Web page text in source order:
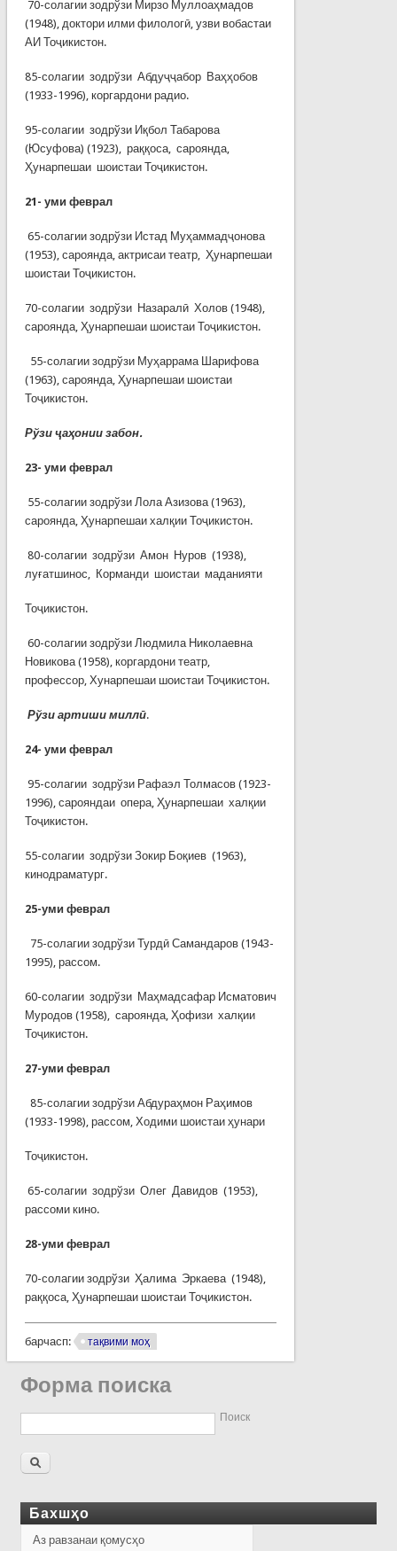
70-солагии зодрўзи Мирзо Муллоаҳмадов
(1948), доктори илми филологӣ, узви вобастаи
АИ Тоҷикистон.
85-солагии зодрўзи Абдуҷҷабор Ваҳҳобов
(1933-1996), коргардони радио.
95-солагии зодрўзи Иқбол Табарова
(Юсуфова) (1923), раққоса, сароянда,
Ҳунарпешаи шоистаи Тоҷикистон.
21- уми феврал
65-солагии зодрўзи Истад Муҳаммадҷонова
(1953), сароянда, актрисаи театр, Ҳунарпешаи
шоистаи Тоҷикистон.
70-солагии зодрўзи Назаралӣ Холов (1948),
сароянда, Ҳунарпешаи шоистаи Тоҷикистон.
55-солагии зодрўзи Муҳаррама Шарифова
(1963), сароянда, Ҳунарпешаи шоистаи
Тоҷикистон.
Рўзи ҷаҳонии забон.
23- уми феврал
55-солагии зодрўзи Лола Азизова (1963),
сароянда, Ҳунарпешаи халқии Тоҷикистон.
80-солагии зодрўзи Амон Нуров (1938),
луғатшинос, Корманди шоистаи маданияти
Тоҷикистон.
60-солагии зодрўзи Людмила Николаевна
Новикова (1958), коргардони театр,
профессор, Хунарпешаи шоистаи Тоҷикистон.
Рўзи артиши миллӣ.
24- уми феврал
95-солагии зодрўзи Рафаэл Толмасов (1923-
1996), сарояндаи опера, Ҳунарпешаи халқии
Тоҷикистон.
55-солагии зодрўзи Зокир Боқиев (1963),
кинодраматург.
25-уми феврал
75-солагии зодрўзи Турдӣ Самандаров (1943-
1995), рассом.
60-солагии зодрўзи Маҳмадсафар Исматович
Муродов (1958), сароянда, Ҳофизи халқии
Тоҷикистон.
27-уми феврал
85-солагии зодрўзи Абдураҳмон Раҳимов
(1933-1998), рассом, Ходими шоистаи ҳунари
Тоҷикистон.
65-солагии зодрўзи Олег Давидов (1953),
рассоми кино.
28-уми феврал
70-солагии зодрўзи Ҳалима Эркаева (1948),
раққоса, Ҳунарпешаи шоистаи Тоҷикистон.
барчасп: тақвими моҳ
Форма поиска
Поиск
Бахшҳо
Аз равзанаи қомусҳо